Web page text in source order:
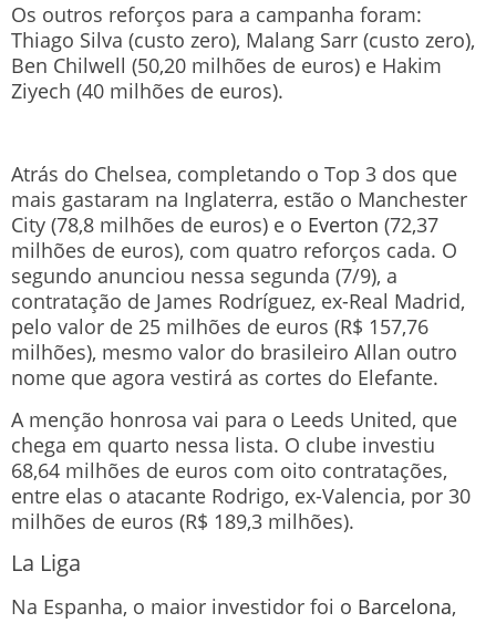
Os outros reforços para a campanha foram:
Thiago Silva (custo zero), Malang Sarr (custo zero),
Ben Chilwell (50,20 milhões de euros) e Hakim
Ziyech (40 milhões de euros).
Atrás do Chelsea, completando o Top 3 dos que
mais gastaram na Inglaterra, estão o Manchester
City (78,8 milhões de euros) e o Everton (72,37
milhões de euros), com quatro reforços cada. O
segundo anunciou nessa segunda (7/9), a
contratação de James Rodríguez, ex-Real Madrid,
pelo valor de 25 milhões de euros (R$ 157,76
milhões), mesmo valor do brasileiro Allan outro
nome que agora vestirá as cortes do Elefante.
A menção honrosa vai para o Leeds United, que
chega em quarto nessa lista. O clube investiu
68,64 milhões de euros com oito contratações,
entre elas o atacante Rodrigo, ex-Valencia, por 30
milhões de euros (R$ 189,3 milhões).
La Liga
Na Espanha, o maior investidor foi o Barcelona,